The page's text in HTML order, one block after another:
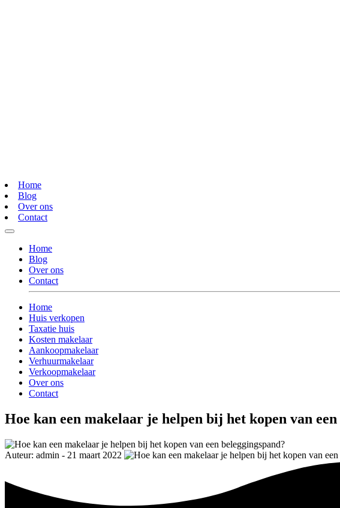
Home
Blog
Over ons
Contact
Home
Blog
Over ons
Contact
Home
Huis verkopen
Taxatie huis
Kosten makelaar
Aankoopmakelaar
Verhuurmakelaar
Verkoopmakelaar
Over ons
Contact
Hoe kan een makelaar je helpen bij het kopen van een
Auteur: admin - 21 maart 2022